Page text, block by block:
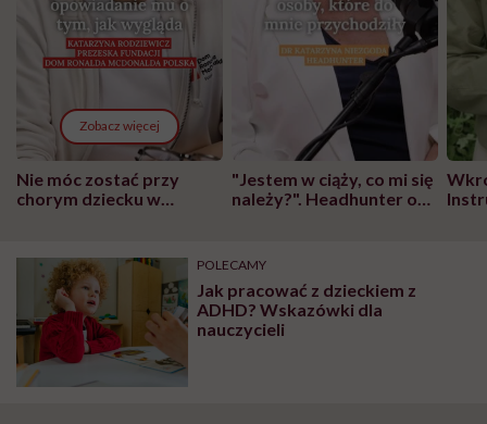
Zobacz więcej
Nie móc zostać przy
chorym dziecku w
może chyba tylko
głupota i brak
wyobraźni"
"Jestem w ciąży, co mi się
należy?". Headhunter o
pracy
POLECAMY
Jak pracować z dzieckiem z
ADHD? Wskazówki dla
nauczycieli